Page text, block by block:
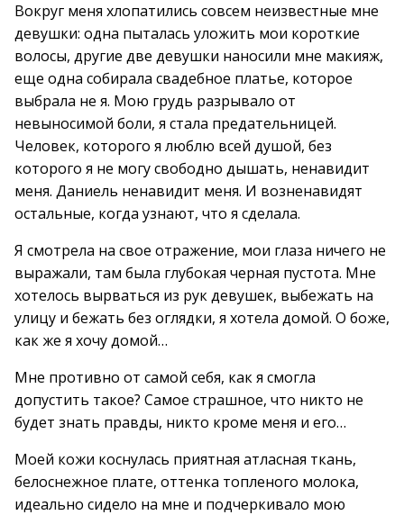
Вокруг меня хлопатились совсем неизвестные мне
девушки: одна пыталась уложить мои короткие
волосы, другие две девушки наносили мне макияж,
еще одна собирала свадебное платье, которое
выбрала не я. Мою грудь разрывало от
невыносимой боли, я стала предательницей.
Человек, которого я люблю всей душой, без
которого я не могу свободно дышать, ненавидит
меня. Даниель ненавидит меня. И возненавидят
остальные, когда узнают, что я сделала.
Я смотрела на свое отражение, мои глаза ничего не
выражали, там была глубокая черная пустота. Мне
хотелось вырваться из рук девушек, выбежать на
улицу и бежать без оглядки, я хотела домой. О боже,
как же я хочу домой…
Мне противно от самой себя, как я смогла
допустить такое? Самое страшное, что никто не
будет знать правды, никто кроме меня и его…
Моей кожи коснулась приятная атласная ткань,
белоснежное плате, оттенка топленого молока,
идеально сидело на мне и подчеркивало мою